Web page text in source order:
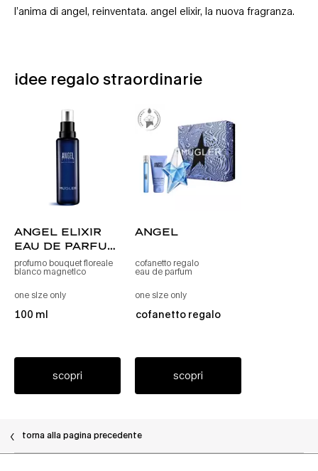
l’anima di angel, reinventata. angel elixir, la nuova fragranza.
IDEE REGALO SEDUCENTI
idee regalo straordinarie
angel elixir
eau de parfum
florale
refill
profumo bouquet floreale
bianco magnetico
one size only per angel elixir ricarica eau de parfum florale
100 ml
scopri
angel
cofanetto regalo
eau de parfum
one size only
cofanetto regalo
scopri
torna alla pagina precedente